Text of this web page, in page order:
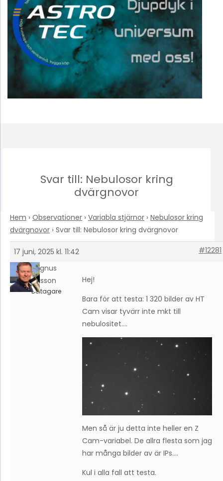
Svar till: Nebulosor kring
dvärgnovor
Hem › Observationer › Variabla stjärnor › Nebulosor kring
dvärgnovor › Svar till: Nebulosor kring dvärgnovor
17 juni, 2025 kl. 11:42
#12281
Magnus
Larsson
Deltagare
Hej!
Bara för att testa: 1 320 bilder av HT
Cam visar tyvärr inte mkt till
nebulositet….
Men så är ju detta inte heller en Z
Cam-variabel. De allra flesta som jag
har många bilder av är IPs….
Kul i alla fall att testa.